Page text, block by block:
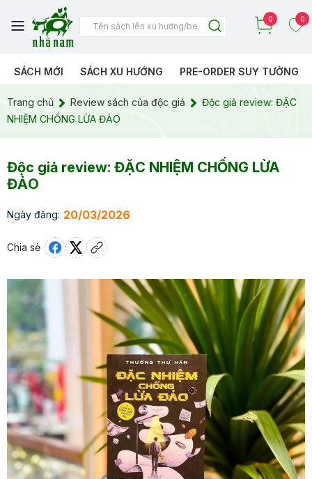
0 0
SÁCH MỚI SÁCH XU HƯỚNG PRE-ORDER SUY TƯỞNG
Trang chủ Review sách của độc giả
Độc giả review: ĐẶC
NHIỆM CHỐNG LỪA ĐẢO
Độc giả review: ĐẶC NHIỆM CHỐNG LỪA
ĐẢO
Ngày đăng: 20/03/2026
Chia sẻ